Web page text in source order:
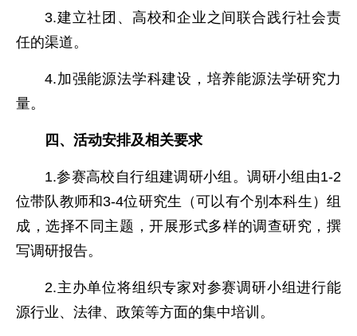
3.建立社团、高校和企业之间联合践行社会责
任的渠道。
4.加强能源法学科建设，培养能源法学研究力
量。
四、活动安排及相关要求
1.参赛高校自行组建调研小组。调研小组由1-2
位带队教师和3-4位研究生（可以有个别本科生）组
成，选择不同主题，开展形式多样的调查研究，撰
写调研报告。
2.主办单位将组织专家对参赛调研小组进行能
源行业、法律、政策等方面的集中培训。